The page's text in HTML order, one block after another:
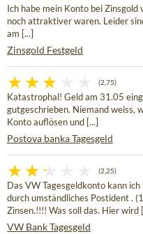
Ich habe mein Konto bei
noch attraktiver waren. Leider
am [...]
Zinsgold Festgeld
(2,75)
Katastrophal! Geld am 31.05
gutgeschrieben. Niemand weiss,
Konto auflösen und [...]
Postova banka Tagesgeld
(2,25)
Das VW Tagesgeldkonto kann
durch umständliches Postident .
Zinsen.!!!! Was soll das. Hier wird
VW Bank Tagesgeld